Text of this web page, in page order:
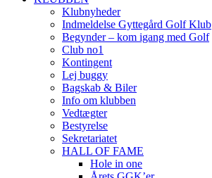
Klubnyheder
Indmeldelse Gyttegård Golf Klub
Begynder – kom igang med Golf
Club no1
Kontingent
Lej buggy
Bagskab & Biler
Info om klubben
Vedtægter
Bestyrelse
Sekretariatet
HALL OF FAME
Hole in one